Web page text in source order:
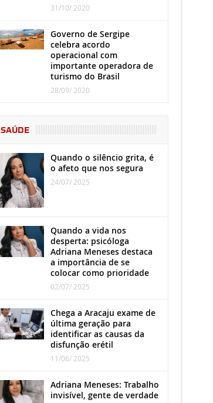
31/10/ 2020
Governo de Sergipe
celebra acordo
operacional com
importante operadora de
turismo do Brasil
28/09/ 2020
SAÚDE
Quando o silêncio grita, é
o afeto que nos segura
24/07/ 2025
Quando a vida nos
desperta: psicóloga
Adriana Meneses destaca
a importância de se
colocar como prioridade
02/07/ 2025
Chega a Aracaju exame de
última geração para
identificar as causas da
disfunção erétil
11/06/ 2025
Adriana Meneses: Trabalho
invisível, gente de verdade